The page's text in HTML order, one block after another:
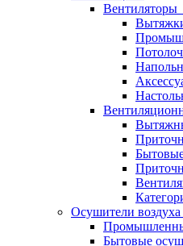
Вентиляторы
Осушители воздуха
Бытовые